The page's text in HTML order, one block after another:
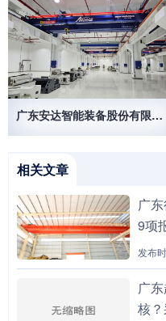
广东安达智能装备股份有限公司
相关文章
广
9项
发布
广
核